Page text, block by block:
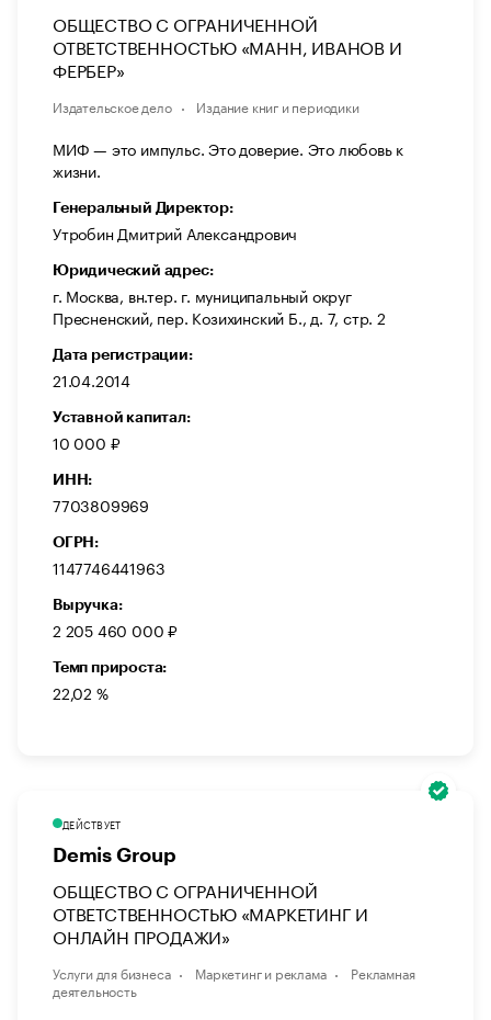
ОБЩЕСТВО С ОГРАНИЧЕННОЙ
ОТВЕТСТВЕННОСТЬЮ «МАНН, ИВАНОВ И
ФЕРБЕР»
Издательское дело Издание книг и периодики
МИФ — это импульс. Это доверие. Это любовь к
жизни.
Генеральный Директор:
Утробин Дмитрий Александрович
Юридический адрес:
г. Москва, вн.тер. г. муниципальный округ
Пресненский, пер. Козихинский Б., д. 7, стр. 2
Дата регистрации:
21.04.2014
Уставной капитал:
10 000 ₽
ИНН:
7703809969
ОГРН:
1147746441963
Выручка:
2 205 460 000 ₽
Темп прироста:
22,02 %
ДЕЙСТВУЕТ
Demis Group
ОБЩЕСТВО С ОГРАНИЧЕННОЙ
ОТВЕТСТВЕННОСТЬЮ «МАРКЕТИНГ И
ОНЛАЙН ПРОДАЖИ»
Услуги для бизнеса Маркетинг и реклама
Рекламная
деятельность